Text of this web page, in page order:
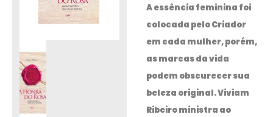
A essência feminina foi
colocada pelo Criador
em cada mulher, porém,
as marcas da vida
podem obscurecer sua
beleza original. Viviam
Ribeiro ministra ao